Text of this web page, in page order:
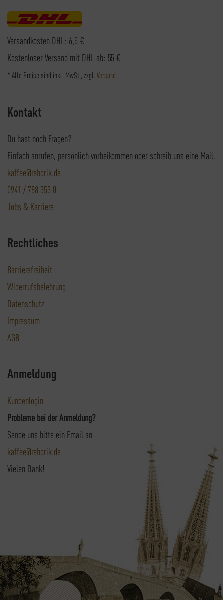
Versandkosten DHL: 6,5 €
Kostenloser Versand mit DHL ab: 55 €
* Alle Preise sind inkl. MwSt., zzgl. Versand
Kontakt
Du hast noch Fragen?
Einfach anrufen, persönlich vorbeikommen oder schreib uns eine Mail.
kaffee@rehorik.de
0941 / 788 353 0
Jobs & Karriere
Rechtliches
Barrierefreiheit
Widerrufsbelehrung
Datenschutz
Impressum
AGB
Anmeldung
Kundenlogin
Probleme bei der Anmeldung?
Sende uns bitte ein Email an
kaffee@rehorik.de
Vielen Dank!